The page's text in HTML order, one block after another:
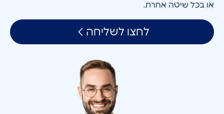
או בכל שיטה אחרת.
לחצו לשליחה